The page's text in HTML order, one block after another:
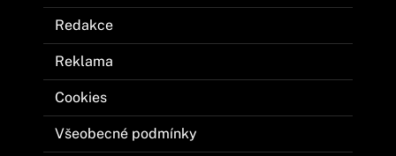
Redakce
Reklama
Cookies
Všeobecné podmínky